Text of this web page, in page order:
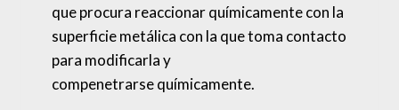
que procura reaccionar químicamente con la
superficie metálica con la que toma contacto
para modificarla y
compenetrarse químicamente.